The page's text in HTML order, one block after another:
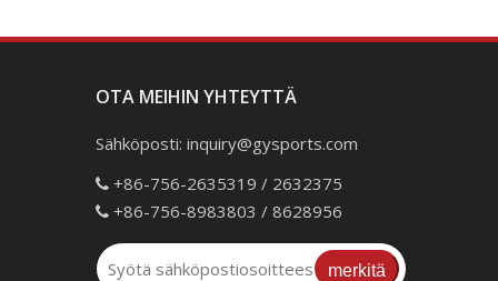
OTA MEIHIN YHTEYTTÄ
Sähköposti: inquiry@gysports.com
 +86-756-2635319 / 2632375
 +86-756-8983803 / 8628956
merkitä